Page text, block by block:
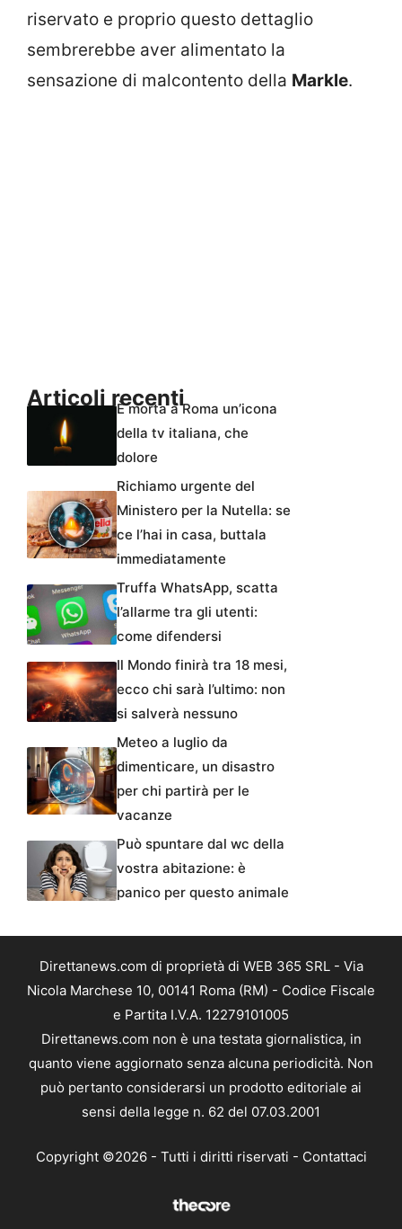
riservato e proprio questo dettaglio
sembrerebbe aver alimentato la
sensazione di malcontento della Markle.
Articoli recentiÈ morta a Roma un’icona
della tv italiana, che
dolore
Richiamo urgente del
Ministero per la Nutella: se
ce l’hai in casa, buttala
immediatamente
Truffa WhatsApp, scatta
l’allarme tra gli utenti:
come difendersi
Il Mondo finirà tra 18 mesi,
ecco chi sarà l’ultimo: non
si salverà nessuno
Meteo a luglio da
dimenticare, un disastro
per chi partirà per le
vacanze
Può spuntare dal wc della
vostra abitazione: è
panico per questo animale
Direttanews.com di proprietà di WEB 365 SRL - Via
Nicola Marchese 10, 00141 Roma (RM) - Codice Fiscale
e Partita I.V.A. 12279101005
Direttanews.com non è una testata giornalistica, in
quanto viene aggiornato senza alcuna periodicità. Non
può pertanto considerarsi un prodotto editoriale ai
sensi della legge n. 62 del 07.03.2001
Copyright ©2026 - Tutti i diritti riservati - Contattaci